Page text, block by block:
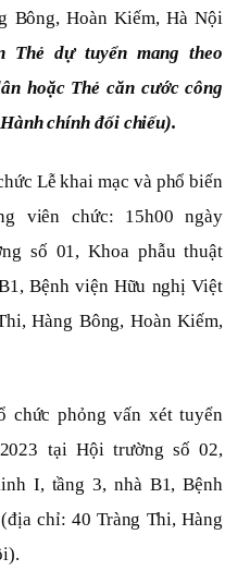
Bông, Hoàn Kiếm, Hà Nội
Thẻ dự tuyển mang theo
hoặc Thẻ căn cước công
chính đối chiếu).
Lễ khai mạc và phổ biến
viên chức: 15h00 ngày
số 01, Khoa phẫu thuật
Bệnh viện Hữu nghị Việt
Hàng Bông, Hoàn Kiếm,
chức phỏng vấn xét tuyển
tại Hội trường số 02,
I, tầng 3, nhà B1, Bệnh
chỉ: 40 Tràng Thi, Hàng